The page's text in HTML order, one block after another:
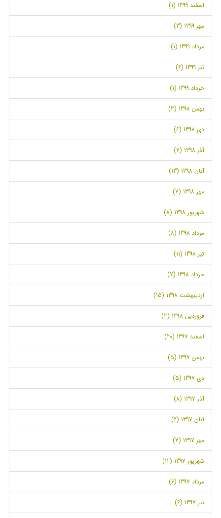
اسفند 1399 (1)
مهر 1399 (3)
مرداد 1399 (1)
تیر 1399 (6)
خرداد 1399 (1)
بهمن 1398 (3)
دی 1398 (6)
آذر 1398 (7)
آبان 1398 (13)
مهر 1398 (7)
شهریور 1398 (8)
مرداد 1398 (8)
تیر 1398 (11)
خرداد 1398 (7)
اردیبهشت 1398 (15)
فروردین 1398 (3)
اسفند 1397 (20)
بهمن 1397 (5)
دی 1397 (5)
آذر 1397 (8)
آبان 1397 (2)
مهر 1397 (7)
شهریور 1397 (12)
مرداد 1397 (6)
تیر 1397 (6)